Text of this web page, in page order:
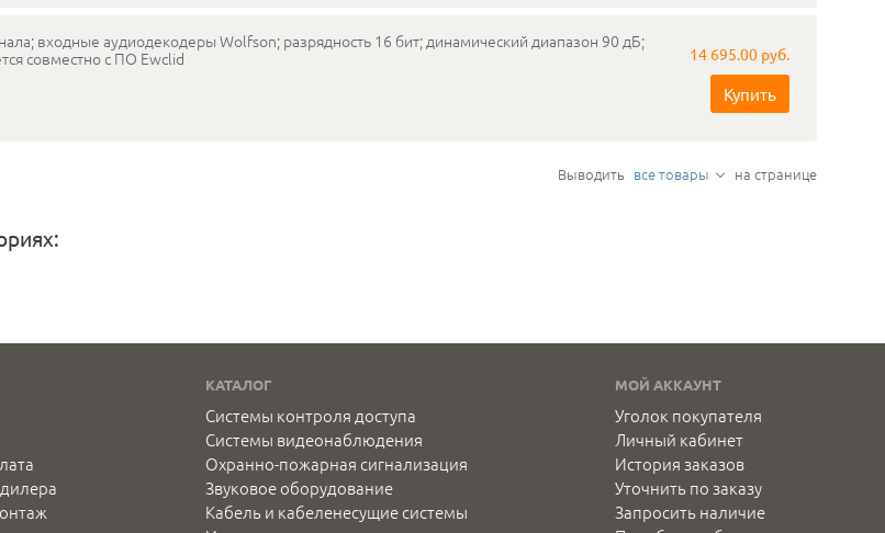
входные аудиодекодеры Wolfson; разрядность 16 бит; динамический диапазон 90 дБ;
совместно с ПО Ewclid
14 695.00 руб.
Купить
Выводить все товары на странице
КАТАЛОГ
Системы контроля доступа
Системы видеонаблюдения
Охранно-пожарная сигнализация
Звуковое оборудование
Кабель и кабеленесущие системы
МОЙ АККАУНТ
Уголок покупателя
Личный кабинет
История заказов
Уточнить по заказу
Запросить наличие